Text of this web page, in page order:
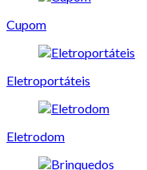
Cupom
Eletroportáteis
Eletrodom